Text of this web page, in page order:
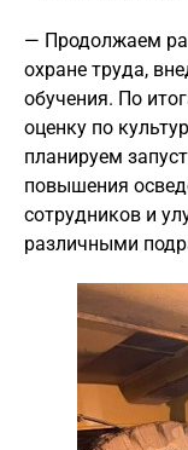
— Продолжаем
охране труда,
обучения. По
оценку по
планируем
повышения
сотрудников и
различными